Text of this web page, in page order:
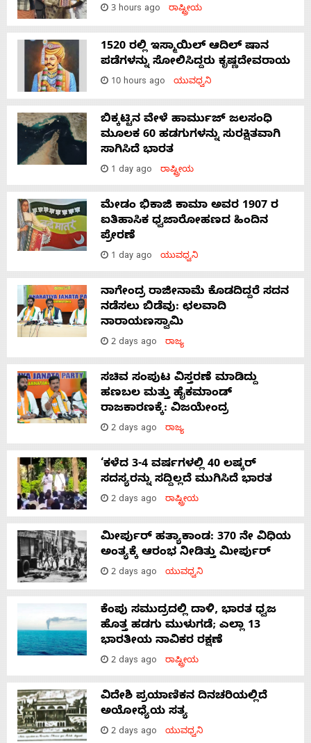
3 hours ago ರಾಷ್ಟ್ರೀಯ
1520 ರಲ್ಲಿ ಇಸ್ಮಾಯಿಲ್ ಆದಿಲ್ ಷಾನ
ಪಡೆಗಳನ್ನು ಸೋಲಿಸಿದ್ದರು ಕೃಷ್ಣದೇವರಾಯ
10 hours ago ಯುವಧ್ವನಿ
ಬಿಕ್ಕಟ್ಟಿನ ವೇಳೆ ಹಾರ್ಮುಜ್ ಜಲಸಂಧಿ
ಮೂಲಕ 60 ಹಡಗುಗಳನ್ನು ಸುರಕ್ಷಿತವಾಗಿ
ಸಾಗಿಸಿದೆ ಭಾರತ
1 day ago ರಾಷ್ಟ್ರೀಯ
ಮೇಡಂ ಭಿಕಾಜಿ ಕಾಮಾ ಅವರ 1907 ರ
ಐತಿಹಾಸಿಕ ಧ್ವಜಾರೋಹಣದ ಹಿಂದಿನ
ಪ್ರೇರಣೆ
1 day ago ಯುವಧ್ವನಿ
ನಾಗೇಂದ್ರ ರಾಜೀನಾಮೆ ಕೊಡದಿದ್ದರೆ ಸದನ
ನಡೆಸಲು ಬಿಡೆವು: ಛಲವಾದಿ
ನಾರಾಯಣಸ್ವಾಮಿ
2 days ago ರಾಜ್ಯ
ಸಚಿವ ಸಂಪುಟ ವಿಸ್ತರಣೆ ಮಾಡಿದ್ದು
ಹಣಬಲ ಮತ್ತು ಹೈಕಮಾಂಡ್
ರಾಜಕಾರಣಕ್ಕೆ: ವಿಜಯೇಂದ್ರ
2 days ago ರಾಜ್ಯ
‘ಕಳೆದ 3-4 ವರ್ಷಗಳಲ್ಲಿ 40 ಲಷ್ಕರ್
ಸದಸ್ಯರನ್ನು ಸದ್ದಿಲ್ಲದೆ ಮುಗಿಸಿದೆ ಭಾರತ
2 days ago ರಾಷ್ಟ್ರೀಯ
ಮೀರ್ಪುರ್ ಹತ್ಯಾಕಾಂಡ: 370 ನೇ ವಿಧಿಯ
ಅಂತ್ಯಕ್ಕೆ ಆರಂಭ ನೀಡಿತ್ತು ಮೀರ್ಪುರ್
2 days ago ಯುವಧ್ವನಿ
ಕೆಂಪು ಸಮುದ್ರದಲ್ಲಿ ದಾಳಿ, ಭಾರತ ಧ್ವಜ
ಹೊತ್ತ ಹಡಗು ಮುಳುಗಡೆ; ಎಲ್ಲಾ 13
ಭಾರತೀಯ ನಾವಿಕರ ರಕ್ಷಣೆ
2 days ago ರಾಷ್ಟ್ರೀಯ
ವಿದೇಶಿ ಪ್ರಯಾಣಿಕನ ದಿನಚರಿಯಲ್ಲಿದೆ
ಅಯೋಧ್ಯೆಯ ಸತ್ಯ
2 days ago ಯುವಧ್ವನಿ